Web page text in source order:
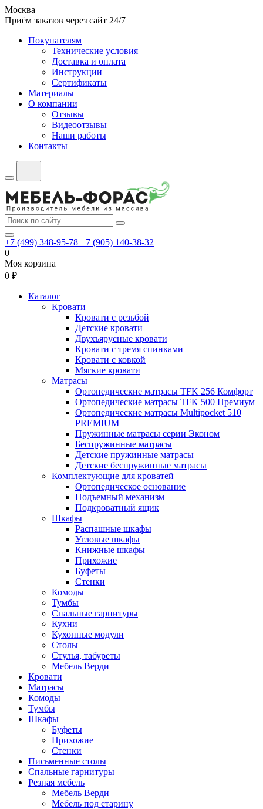
Москва
Приём заказов через сайт 24/7
Покупателям
Технические условия
Доставка и оплата
Инструкции
Сертификаты
Материалы
О компании
Отзывы
Видеоотзывы
Наши работы
Контакты
+7 (499) 348-95-78 +7 (905) 140-38-32
0
Моя корзина
0 ₽
Каталог
Кровати
Кровати с резьбой
Детские кровати
Двухъярусные кровати
Кровати с тремя спинками
Кровати с ковкой
Мягкие кровати
Матрасы
Ортопедические матрасы TFK 256 Комфорт
Ортопедические матрасы TFK 500 Премиум
Ортопедические матрасы Multipocket 510
PREMIUM
Пружинные матрасы серии Эконом
Беспружинные матрасы
Детские пружинные матрасы
Детские беспружинные матрасы
Комплектующие для кроватей
Ортопедическое основание
Подъемный механизм
Подкроватный ящик
Шкафы
Распашные шкафы
Угловые шкафы
Книжные шкафы
Прихожие
Буфеты
Стенки
Комоды
Тумбы
Спальные гарнитуры
Кухни
Кухонные модули
Столы
Стулья, табуреты
Мебель Верди
Кровати
Матрасы
Комоды
Тумбы
Шкафы
Буфеты
Прихожие
Стенки
Письменные столы
Спальные гарнитуры
Резная мебель
Мебель Верди
Мебель под старину